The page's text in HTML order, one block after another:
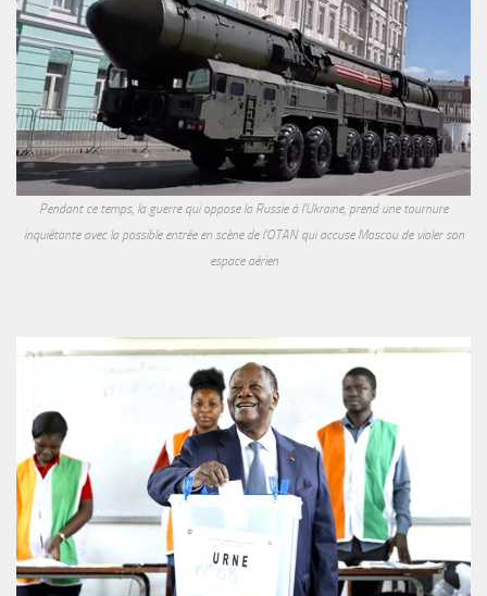
Pendant ce temps, la guerre qui oppose la Russie à l'Ukraine, prend une tournure
inquiétante avec la possible entrée en scène de l'OTAN qui accuse Moscou de violer son
espace aérien